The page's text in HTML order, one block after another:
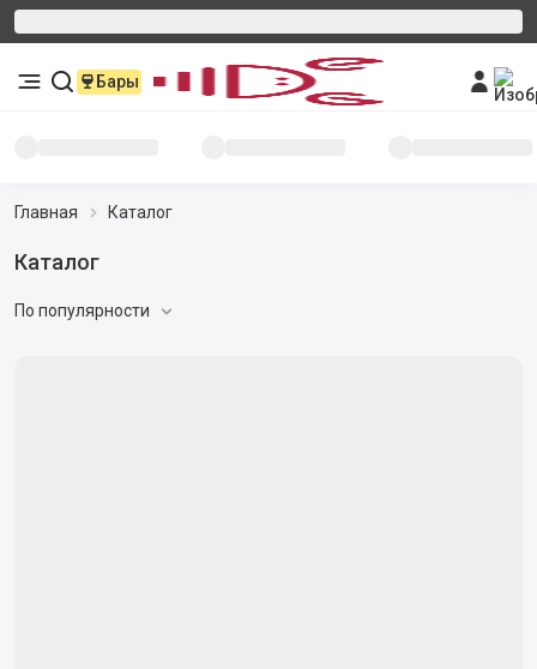
Бары
Главная Каталог
Каталог
По популярности